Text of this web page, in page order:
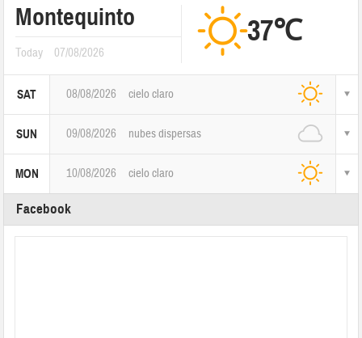
Montequinto
Today 07/08/2026
37℃
SAT 08/08/2026 cielo claro
SUN 09/08/2026 nubes dispersas
MON 10/08/2026 cielo claro
Facebook